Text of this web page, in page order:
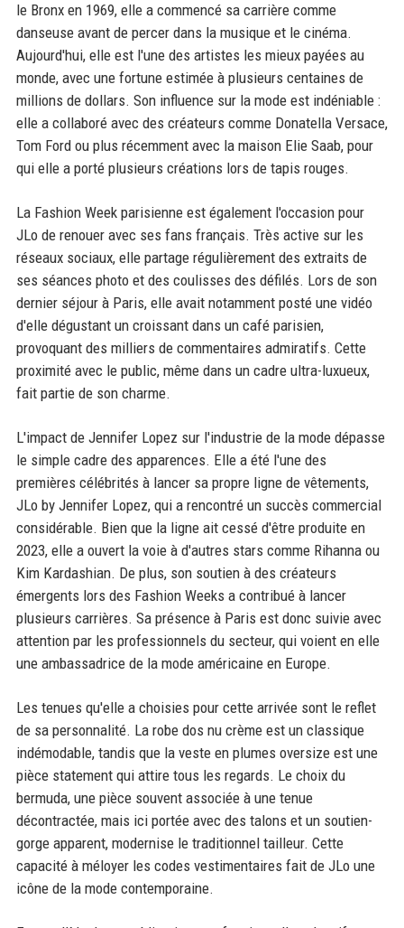
le Bronx en 1969, elle a commencé sa carrière comme
danseuse avant de percer dans la musique et le cinéma.
Aujourd'hui, elle est l'une des artistes les mieux payées au
monde, avec une fortune estimée à plusieurs centaines de
millions de dollars. Son influence sur la mode est indéniable :
elle a collaboré avec des créateurs comme Donatella Versace,
Tom Ford ou plus récemment avec la maison Elie Saab, pour
qui elle a porté plusieurs créations lors de tapis rouges.
La Fashion Week parisienne est également l'occasion pour
JLo de renouer avec ses fans français. Très active sur les
réseaux sociaux, elle partage régulièrement des extraits de
ses séances photo et des coulisses des défilés. Lors de son
dernier séjour à Paris, elle avait notamment posté une vidéo
d'elle dégustant un croissant dans un café parisien,
provoquant des milliers de commentaires admiratifs. Cette
proximité avec le public, même dans un cadre ultra-luxueux,
fait partie de son charme.
L'impact de Jennifer Lopez sur l'industrie de la mode dépasse
le simple cadre des apparences. Elle a été l'une des
premières célébrités à lancer sa propre ligne de vêtements,
JLo by Jennifer Lopez, qui a rencontré un succès commercial
considérable. Bien que la ligne ait cessé d'être produite en
2023, elle a ouvert la voie à d'autres stars comme Rihanna ou
Kim Kardashian. De plus, son soutien à des créateurs
émergents lors des Fashion Weeks a contribué à lancer
plusieurs carrières. Sa présence à Paris est donc suivie avec
attention par les professionnels du secteur, qui voient en elle
une ambassadrice de la mode américaine en Europe.
Les tenues qu'elle a choisies pour cette arrivée sont le reflet
de sa personnalité. La robe dos nu crème est un classique
indémodable, tandis que la veste en plumes oversize est une
pièce statement qui attire tous les regards. Le choix du
bermuda, une pièce souvent associée à une tenue
décontractée, mais ici portée avec des talons et un soutien-
gorge apparent, modernise le traditionnel tailleur. Cette
capacité à méloyer les codes vestimentaires fait de JLo une
icône de la mode contemporaine.